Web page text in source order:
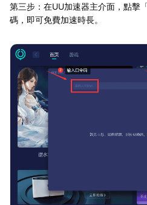
第三步：在UU加速器主介面，點擊
碼，即可免費加速時長。